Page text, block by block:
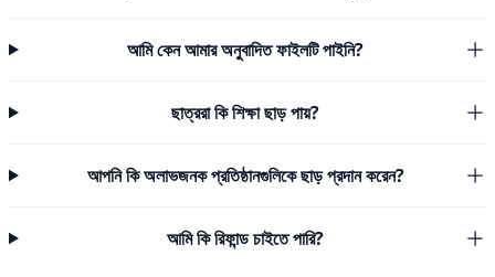
আমি কেন আমার অনুবাদিত ফাইলটি পাইনি?
ছাত্ররা কি শিক্ষা ছাড় পায়?
আপনি কি অলাভজনক প্রতিষ্ঠানগুলিকে ছাড় প্রদান করেন?
আমি কি রিফান্ড চাইতে পারি?